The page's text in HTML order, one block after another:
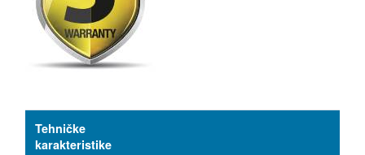
Tehničke
karakteristike